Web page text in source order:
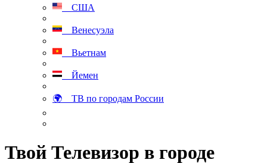
США
Венесуэла
Вьетнам
Йемен
🌍 ТВ по городам России
Твой Телевизор в городе